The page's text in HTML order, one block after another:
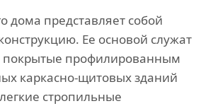
дома представляет собой
Ее основой служат
покрытые профилированным
каркасно-щитовых зданий
стропильные